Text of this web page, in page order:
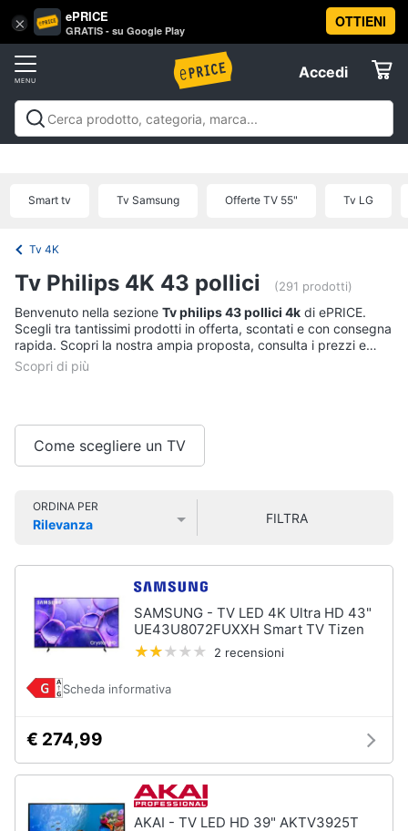
× ePRICE
GRATIS - su Google Play
OTTIENI
Accedi
Accedi
Registrati
Offerte
Tv
e
Home
Cinema
Smart
home
Clima
Arredo
e
Giardinaggio
Salute
Vai
al
Tv
Home
Televisori
TV
Smart
tv
Tv
Samsung
Tv
55
Vedi
tutti
Home
cinema
videoproiezione
Soundbar
Lettore
Soundbar
Samsung
Vedi
tutti
Accessori
Smart tv Tv Samsung Offerte TV 55" Tv LG
Tv 4K
Tv Philips 4K 43 pollici (291 prodotti)
Benvenuto nella sezione Tv philips 43 pollici 4k di ePRICE.
Scegli tra tantissimi prodotti in offerta, scontati e con consegna
rapida. Scopri la nostra ampia proposta, consulta i prezzi e
acquista comodamente online.
Come scegliere un TV
ORDINA PER
Rilevanza
FILTRA
SAMSUNG - TV LED 4K Ultra HD 43"
UE43U8072FUXXH Smart TV Tizen
2 recensioni
Scheda informativa
€ 274,99
AKAI - TV LED HD 39" AKTV3925T